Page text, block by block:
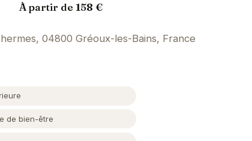
À partir de 158 €
04800 Gréoux-les-Bains, France
de bien-être